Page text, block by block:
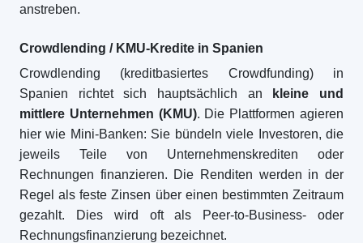
anstreben.
Crowdlending / KMU-Kredite in Spanien
Crowdlending (kreditbasiertes Crowdfunding) in
Spanien richtet sich hauptsächlich an
kleine und
mittlere Unternehmen (KMU). Die Plattformen agieren
hier wie Mini-Banken: Sie bündeln viele Investoren, die
jeweils Teile von Unternehmenskrediten oder
Rechnungen finanzieren. Die Renditen werden in der
Regel als feste Zinsen über einen bestimmten Zeitraum
gezahlt. Dies wird oft als Peer-to-Business- oder
Rechnungsfinanzierung bezeichnet.